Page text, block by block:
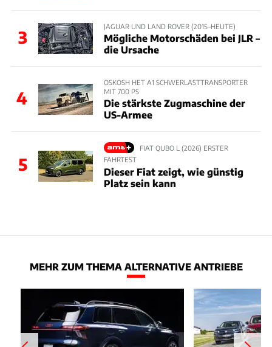
3
JAGUAR UND LAND ROVER (2015–HEUTE)
Mögliche Motorschäden bei JLR –
die Ursache
4
OSKOSH HET A1 SCHWERLASTTRANSPORTER
MIT 700 PS
Die stärkste Zugmaschine der
US-Armee
5
FIAT QUBO L (2026) ERSTER
FAHRTEST
Dieser Fiat zeigt, wie günstig
Platz sein kann
MEHR ZUM THEMA ALTERNATIVE ANTRIEBE